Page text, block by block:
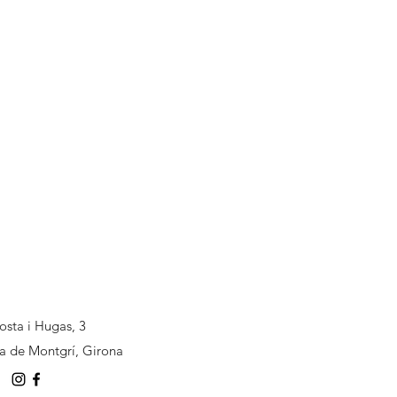
i Hugas, 3
de Montgrí, Girona